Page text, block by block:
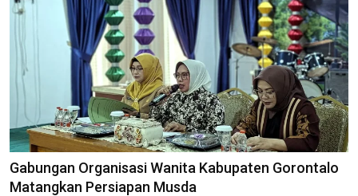
Gabungan Organisasi Wanita Kabupaten Gorontalo
Matangkan Persiapan Musda